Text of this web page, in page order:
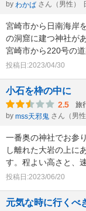
by わかば さん（男性）
宮崎市から日南海岸
の洞窟に建つ神社が
宮崎市から220号の
投稿日:2023/04/30
小石を枠の中に
2.5 旅
by mss天邪鬼 さん（男性
一番奥の神社でお参
し離れた大岩の上に
す。程よい高さと、
投稿日:2023/06/20
元気な時に行くべ